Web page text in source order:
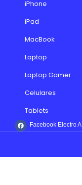
iPhone
iPad
MacBook
Laptop
Laptop Gamer
Celulares
Tablets
Facebook Electro A